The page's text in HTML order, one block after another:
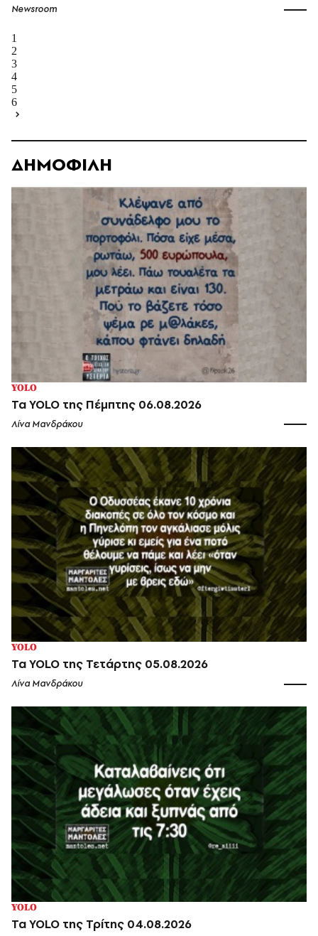
Newsroom
1
2
3
4
5
6
ΔΗΜΟΦΙΛΗ
YOLO
Τα YOLO της Πέμπτης 06.08.2026
Λίνα Μανδράκου
YOLO
Τα YOLO της Τετάρτης 05.08.2026
Λίνα Μανδράκου
YOLO
Τα YOLO της Τρίτης 04.08.2026